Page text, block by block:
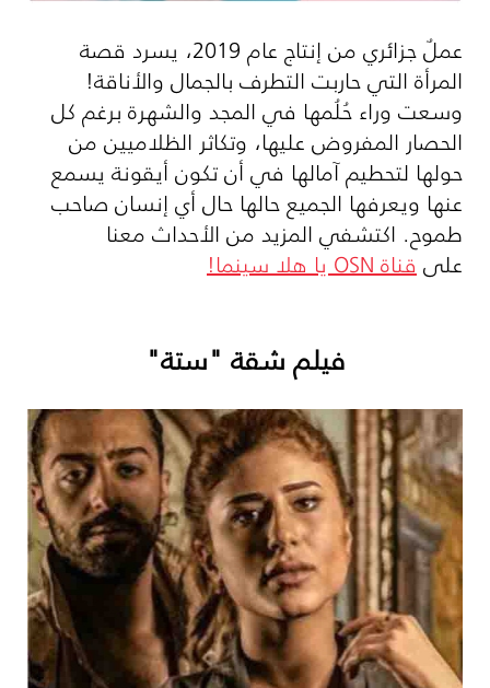
عملٌ جزائري من إنتاج عام 2019، يسرد قصة
المرأة التي حاربت التطرف بالجمال والأناقة!
وسعت وراء حُلُمها في المجد والشهرة برغم كل
الحصار المفروض عليها، وتكاثر الظلاميين من
حولها لتحطيم آمالها في أن تكون أيقونة يسمع
عنها ويعرفها الجميع حالها حال أي إنسان صاحب
طموح. اكتشفي المزيد من الأحداث معنا
علىقناةOSNيا هلا سينما!
فيلم شقة "ستة"